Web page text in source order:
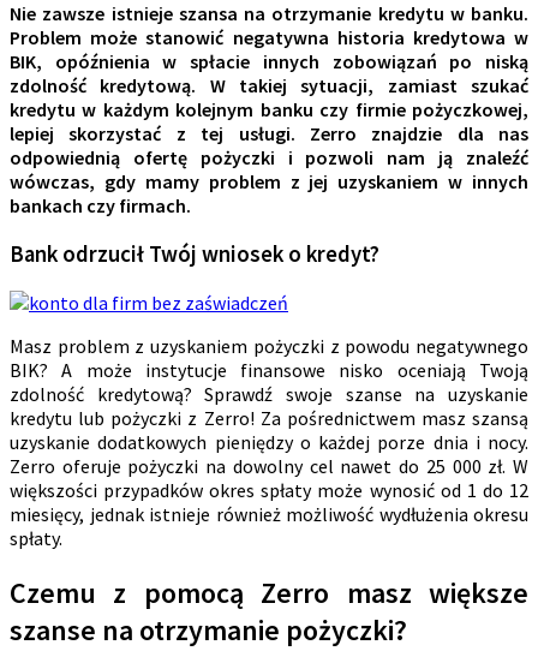
Nie zawsze istnieje szansa na otrzymanie kredytu w banku.
Problem może stanowić negatywna historia kredytowa w
BIK, opóźnienia w spłacie innych zobowiązań po niską
zdolność kredytową. W takiej sytuacji, zamiast szukać
kredytu w każdym kolejnym banku czy firmie pożyczkowej,
lepiej skorzystać z tej usługi. Zerro znajdzie dla nas
odpowiednią ofertę pożyczki i pozwoli nam ją znaleźć
wówczas, gdy mamy problem z jej uzyskaniem w innych
bankach czy firmach.
Bank odrzucił Twój wniosek o kredyt?
Masz problem z uzyskaniem pożyczki z powodu negatywnego
BIK? A może instytucje finansowe nisko oceniają Twoją
zdolność kredytową? Sprawdź swoje szanse na uzyskanie
kredytu lub pożyczki z Zerro! Za pośrednictwem masz szansą
uzyskanie dodatkowych pieniędzy o każdej porze dnia i nocy.
Zerro oferuje pożyczki na dowolny cel nawet do 25 000 zł. W
większości przypadków okres spłaty może wynosić od 1 do 12
miesięcy, jednak istnieje również możliwość wydłużenia okresu
spłaty.
Czemu z pomocą Zerro masz większe
szanse na otrzymanie pożyczki?